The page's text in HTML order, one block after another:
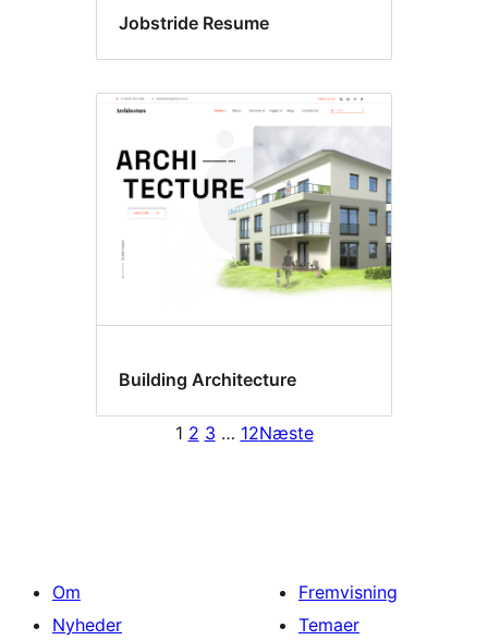
Jobstride Resume
Building Architecture
1 2 3 … 12Næste
Om
Nyheder
Fremvisning
Temaer